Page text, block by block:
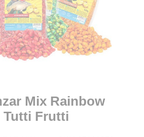
Mix Rainbow
Tutti Frutti